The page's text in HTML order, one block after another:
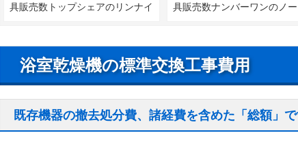
具販売数トップシェアのリンナイ
具販売数ナンバーワンのノ
浴室乾燥機の標準交換工事費用
既存機器の撤去処分費、諸経費を含めた「総額」